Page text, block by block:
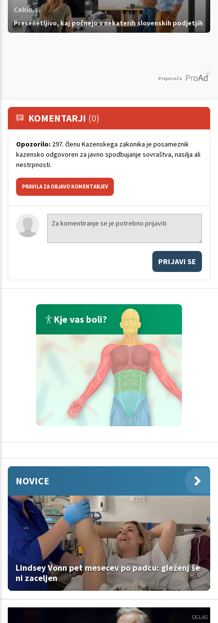
Cekin.si
Presenetljivo, kaj počnejo v nekaterih slovenskih podjetjih
Priporoča
KOMENTARJI (0)
Opozorilo: 297. členu Kazenskega zakonika je posameznik
kazensko odgovoren za javno spodbujanje sovraštva, nasilja ali
nestrpnosti.
PRAVILA ZA OBJAVO KOMENTARJEV
PRIJAVI SE
Kje vas boli?
NOVICE
Lindsey Vonn pet mesecev po padcu: gleženj še
ni zaceljen
OGLAS